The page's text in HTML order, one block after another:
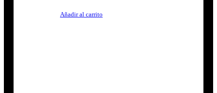
Añadir al carrito